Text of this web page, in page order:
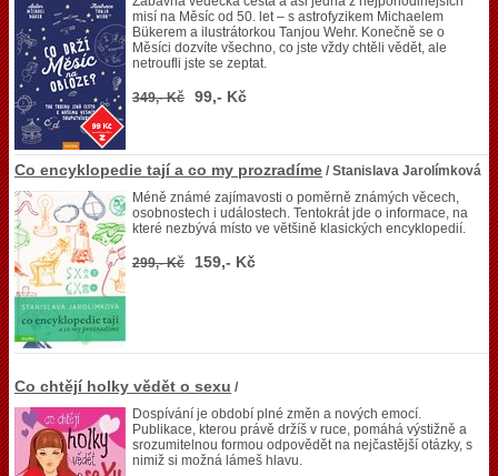
misí na Měsíc od 50. let – s astrofyzikem Michaelem
Bükerem a ilustrátorkou Tanjou Wehr. Konečně se o
Měsíci dozvíte všechno, co jste vždy chtěli vědět, ale
netroufli jste se zeptat.
349,- Kč 99,- Kč
Co encyklopedie tají a co my prozradíme / Stanislava Jarolímková
Méně známé zajímavosti o poměrně známých věcech,
osobnostech i událostech. Tentokrát jde o informace, na
které nezbývá místo ve většině klasických encyklopedií.
299,- Kč 159,- Kč
Co chtějí holky vědět o sexu /
Dospívání je období plné změn a nových emocí.
Publikace, kterou právě držíš v ruce, pomáhá výstižně a
srozumitelnou formou odpovědět na nejčastější otázky, s
nimiž si možná lámeš hlavu.